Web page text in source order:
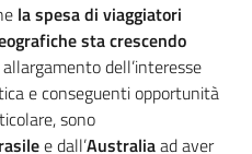
la spesa di viaggiatori
sta crescendo
dell’interesse
e conseguenti opportunità
sono
e dall’Australiaad aver